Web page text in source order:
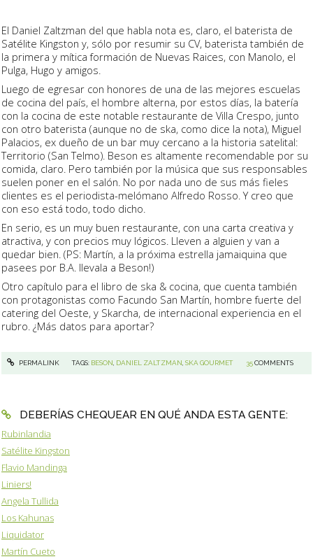
El Daniel Zaltzman del que habla nota es, claro, el baterista de
Satélite Kingston y, sólo por resumir su CV, baterista también de
la primera y mítica formación de Nuevas Raices, con Manolo, el
Pulga, Hugo y amigos.
Luego de egresar con honores de una de las mejores escuelas
de cocina del país, el hombre alterna, por estos días, la batería
con la cocina de este notable restaurante de Villa Crespo, junto
con otro baterista (aunque no de ska, como dice la nota), Miguel
Palacios, ex dueño de un bar muy cercano a la historia satelital:
Territorio (San Telmo). Beson es altamente recomendable por su
comida, claro. Pero también por la música que sus responsables
suelen poner en el salón. No por nada uno de sus más fieles
clientes es el periodista-melómano Alfredo Rosso. Y creo que
con eso está todo, todo dicho.
En serio, es un muy buen restaurante, con una carta creativa y
atractiva, y con precios muy lógicos. Lleven a alguien y van a
quedar bien. (PS: Martín, a la próxima estrella jamaiquina que
pasees por B.A. llevala a Beson!)
Otro capítulo para el libro de ska & cocina, que cuenta también
con protagonistas como Facundo San Martín, hombre fuerte del
catering del Oeste, y Skarcha, de internacional experiencia en el
rubro. ¿Más datos para aportar?
PERMALINK TAGS: BESON DANIEL ZALTZMAN SKA GOURMET 35COMMENTS
DEBERÍAS CHEQUEAR EN QUÉ ANDA ESTA GENTE:
Rubinlandia
Satélite Kingston
Flavio Mandinga
Liniers!
Angela Tullida
Los Kahunas
Liquidator
Martín Cueto